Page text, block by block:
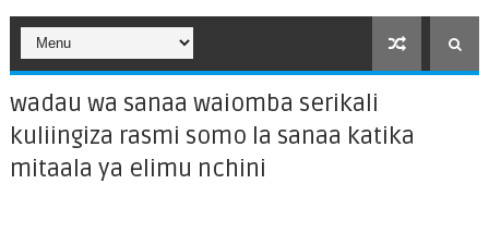
wadau wa sanaa waiomba serikali
kuliingiza rasmi somo la sanaa katika
mitaala ya elimu nchini